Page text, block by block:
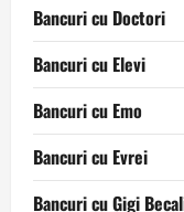
Bancuri cu Doctori
Bancuri cu Elevi
Bancuri cu Emo
Bancuri cu Evrei
Bancuri cu Gigi